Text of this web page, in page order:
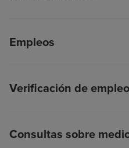
Empleos
Verificación de empleo
Consultas sobre